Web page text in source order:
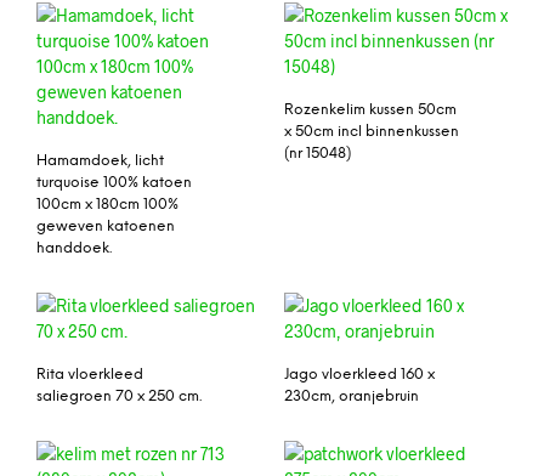
Hamamdoek, licht
turquoise 100% katoen
100cm x 180cm 100%
geweven katoenen
handdoek.
Rozenkelim kussen 50cm
x 50cm incl binnenkussen
(nr 15048)
Rita vloerkleed
saliegroen 70 x 250 cm.
Jago vloerkleed 160 x
230cm, oranjebruin